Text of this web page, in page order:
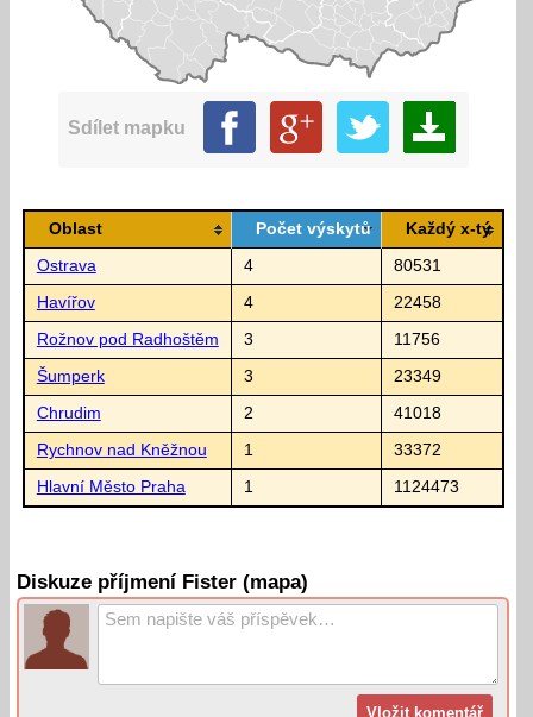
Sdílet mapku
Oblast Počet výskytů Každý x-tý
Ostrava 4 80531
Havířov 4 22458
Rožnov pod Radhoštěm 3 11756
Šumperk 3 23349
Chrudim 2 41018
Rychnov nad Kněžnou 1 33372
Hlavní Město Praha 1 1124473
Diskuze příjmení Fister (mapa)